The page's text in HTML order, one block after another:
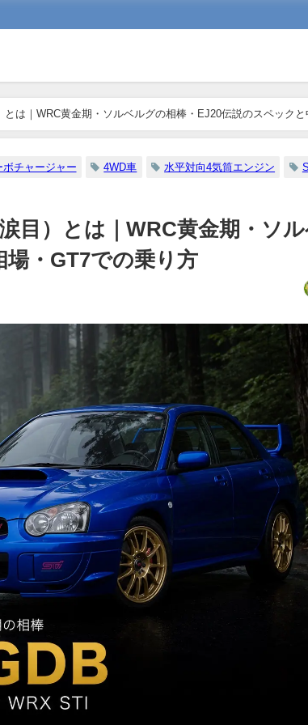
は｜WRC黄金期・ソルベルグの相棒・EJ20伝説のスペック
ボチャージャー 4WD車 水平対向4気筒エンジン
目）とは｜WRC黄金期・ソ
・GT7での乗り方